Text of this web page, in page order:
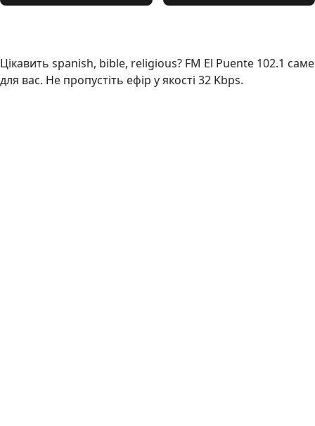
Цікавить spanish, bible, religious? FM El Puente 102.1 саме
для вас. Не пропустіть ефір у якості 32 Kbps.